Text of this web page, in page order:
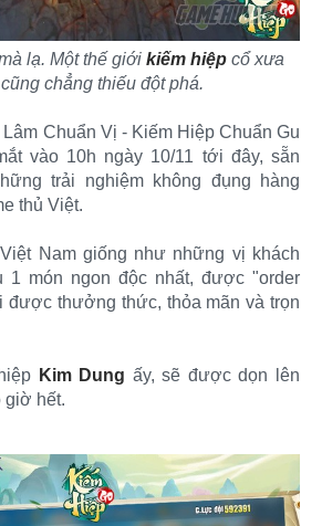
lạ. Một thế giới kiếm hiệp cổ xưa
chẳng thiếu đột phá.
Chuẩn Vị - Kiếm Hiệp Chuẩn Gu
vào 10h ngày 10/11 tới đây, sẵn
trải nghiệm không đụng hàng
thủ Việt.
Nam giống như những vị khách
1 món ngon độc nhất, được "order
được thưởng thức, thỏa mãn và trọn
Kim Dung ấy, sẽ được dọn lên
giờ hết.